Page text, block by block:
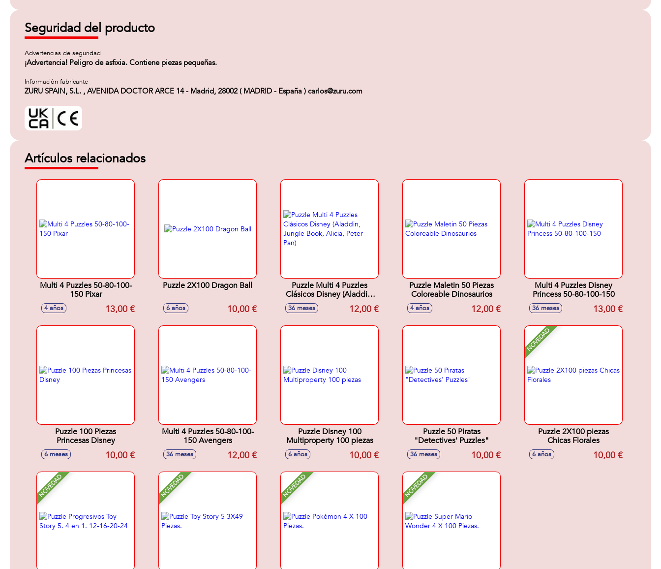
Seguridad del producto
Advertencias de seguridad
¡Advertencia! Peligro de asfixia. Contiene piezas pequeñas.
Información fabricante
ZURU SPAIN, S.L. , AVENIDA DOCTOR ARCE 14 - Madrid, 28002 ( MADRID - España ) carlos@zuru.com
Artículos relacionados
Multi 4 Puzzles 50-80-100-
150 Pixar
4 años 13,00 €
Puzzle 2X100 Dragon Ball
6 años 10,00 €
Puzzle Multi 4 Puzzles
Clásicos Disney (Aladdin,
Jungle Book, Alicia, Peter
36 meses 12,00 €
Puzzle Maletin 50 Piezas
Coloreable Dinosaurios
4 años 12,00 €
Multi 4 Puzzles Disney
Princess 50-80-100-150
36 meses 13,00 €
Puzzle 100 Piezas
Princesas Disney
6 meses 10,00 €
Multi 4 Puzzles 50-80-100-
150 Avengers
36 meses 12,00 €
Puzzle Disney 100
Multiproperty 100 piezas
6 años 10,00 €
Puzzle 50 Piratas
"Detectives' Puzzles"
36 meses 10,00 €
NOVEDAD
Puzzle 2X100 piezas
Chicas Florales
6 años 10,00 €
NOVEDAD NOVEDAD NOVEDAD NOVEDAD